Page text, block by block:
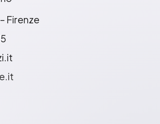
Firenze